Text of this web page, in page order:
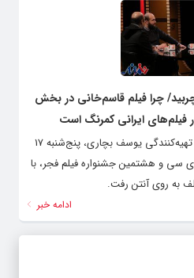
چرا فیلم قاسم‌خانی در بخش
ایرانی کمرنگ است
برنامه تلویزیونی «نقد سینما» به تهیه‌کنندگی یوسف بچاری، پنج‌شنبه 17
سی و هشتمین جشنواره فیلم فجر، با
به روی آنتن رفت.
ادامه خبر